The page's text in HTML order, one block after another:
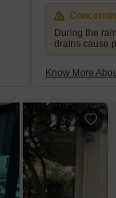
During the
drains cause
Know More